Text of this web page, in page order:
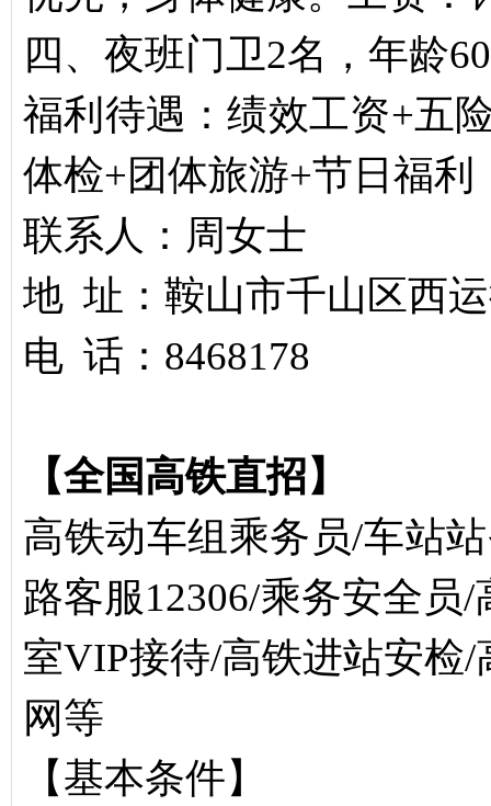
四、夜班门卫2名，年龄
福利待遇：绩效工资+五
体检+团体旅游+节日福利
联系人：周女士
地 址：鞍山市千山区西
电 话：8468178
【全国高铁直招】
高铁动车组乘务员/车站
路客服12306/乘务安全员
室VIP接待/高铁进站安检
网等
【基本条件】